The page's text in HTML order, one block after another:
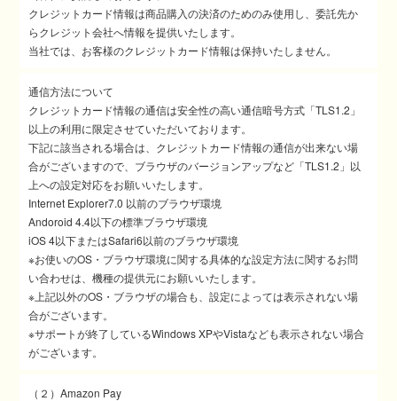
クレジットカード情報は商品購入の決済のためのみ使用し、委託先か
らクレジット会社へ情報を提供いたします。
当社では、お客様のクレジットカード情報は保持いたしません。
通信方法について
クレジットカード情報の通信は安全性の高い通信暗号方式「TLS1.2」
以上の利用に限定させていただいております。
下記に該当される場合は、クレジットカード情報の通信が出来ない場
合がございますので、ブラウザのバージョンアップなど「TLS1.2」以
上への設定対応をお願いいたします。
Internet Explorer7.0 以前のブラウザ環境
Andoroid 4.4以下の標準ブラウザ環境
iOS 4以下またはSafari6以前のブラウザ環境
※お使いのOS・ブラウザ環境に関する具体的な設定方法に関するお問
い合わせは、機種の提供元にお願いいたします。
※上記以外のOS・ブラウザの場合も、設定によっては表示されない場
合がございます。
※サポートが終了しているWindows XPやVistaなども表示されない場合
がございます。
（２）Amazon Pay